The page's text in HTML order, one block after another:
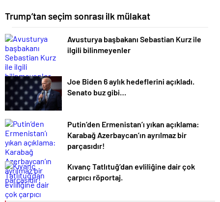
Trump’tan seçim sonrası ilk mülakat
Avusturya başbakanı Sebastian Kurz ile
ilgili bilinmeyenler
Joe Biden 6 aylık hedeflerini açıkladı.
Senato buz gibi…
Putin’den Ermenistan’ı yıkan açıklama:
Karabağ Azerbaycan’ın ayrılmaz bir
parçasıdır!
Kıvanç Tatlıtuğ’dan evliliğine dair çok
çarpıcı röportaj.